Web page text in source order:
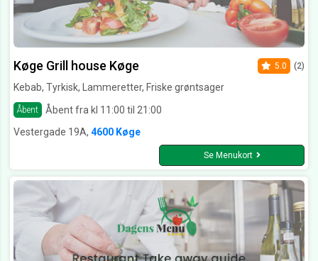
Køge Grill house Køge
Kebab, Tyrkisk, Lammeretter, Friske grøntsager
Åbent Åbent fra kl 11:00 til 21:00
5.0 (2)
Vestergade 19A, 4600 Køge
Se Menukort